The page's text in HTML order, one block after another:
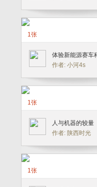
1张
体验新能源赛车
作者: 小河4s
1张
人与机器的较量
作者: 陕西时光
1张